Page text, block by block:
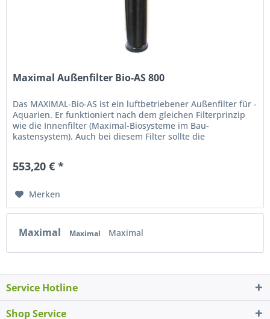
Maximal Außenfilter Bio-AS 800
Das MAXIMAL-Bio-AS ist ein luftbetriebener Außenfilter für ­
Aquarien. Er funktioniert nach dem gleichen Filterprinzip
wie die Innenfilter (Maximal-Biosysteme im Bau-
kastensystem). Auch bei diesem Filter sollte die
553,20 € *
Merken
Maximal Maximal Maximal
Service Hotline
Shop Service